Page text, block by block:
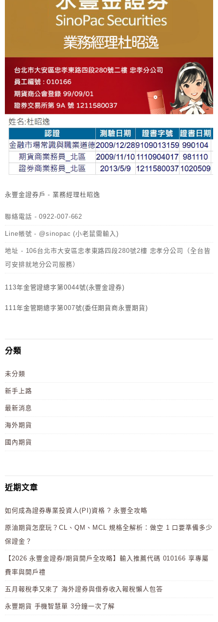
永豐金證券戶 - 業務經理杜昭逸
聯絡電話 - 0922-007-662
Line帳號 - @sinopac (小老鼠需輸入)
地址 - 106台北市大安區忠孝東路四段280號2樓 忠孝分公司（全台皆
可安排就地分公司服務）
113年金管證總字第0044號(永豐金證券)
111年金管期總字第007號(委任期貨商永豐期貨)
分類
未分類
新手上路
最新消息
海外期貨
國內期貨
近期文章
如何成為證券專業投資人(PI)資格 ? 永豐全攻略
原油期貨怎麼玩？CL、QM、MCL 規格全解析：做空 1 口要準備多少
保證金？
【2026 永豐金證券/期貨開戶全攻略】輸入推薦代碼 010166 享專屬
費率與開戶禮
五月報稅季又來了 海外證券與借券收入報稅懶人包答
永豐期貨 手機智慧單 3分鐘一次了解